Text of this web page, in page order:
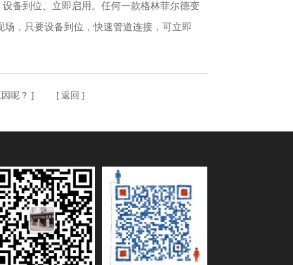
备到位、立即启用。任何一款格林菲尔德变
，只要设备到位，快速管道连接，可立即
呢？ ] [ 返回 ]